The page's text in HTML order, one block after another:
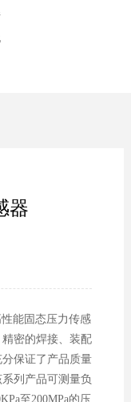
器
能固态压力传感
密的焊接、装配
保证了产品质量
列产品可测量负
至200MPa的压